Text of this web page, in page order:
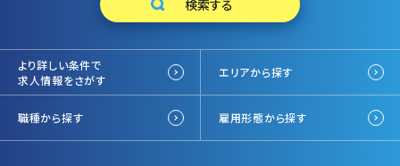
より詳しい条件で
求人情報をさがす
エリアから探す
職種から探す 雇用形態から探す